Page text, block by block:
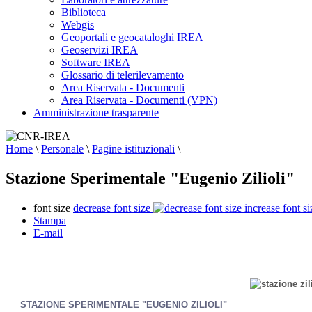
Biblioteca
Webgis
Geoportali e geocataloghi IREA
Geoservizi IREA
Software IREA
Glossario di telerilevamento
Area Riservata - Documenti
Area Riservata - Documenti (VPN)
Amministrazione trasparente
Home \ Personale \ Pagine istituzionali \
Stazione Sperimentale "Eugenio Zilioli"
font size decrease font size
increase font
Stampa
E-mail
STAZIONE SPERIMENTALE "EUGENIO ZILIOLI"